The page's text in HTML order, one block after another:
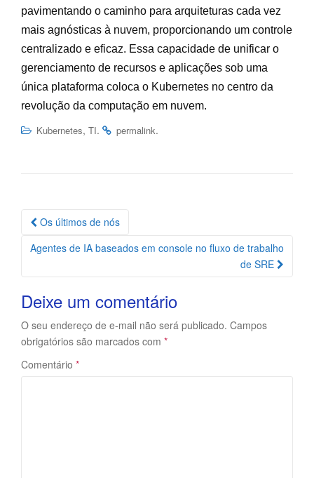
pavimentando o caminho para arquiteturas cada vez
mais agnósticas à nuvem, proporcionando um controle
centralizado e eficaz. Essa capacidade de unificar o
gerenciamento de recursos e aplicações sob uma
única plataforma coloca o Kubernetes no centro da
revolução da computação em nuvem.
Kubernetes, TI. permalink.
Navegação
da
Os últimos de nós
Agentes de IA baseados em console no fluxo de trabalho
de SRE
Deixe um comentário
O seu endereço de e-mail não será publicado. Campos
obrigatórios são marcados com *
Comentário *